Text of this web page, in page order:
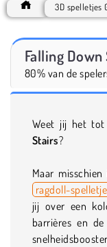
3D spelletjes
Falling
80% van de
Weet jij het
Stairs?
Maar
ragdoll-spelletje
jij over een
barrières en